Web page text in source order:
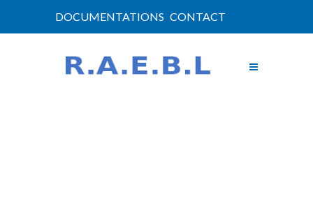
DOCUMENTATIONS CONTACT